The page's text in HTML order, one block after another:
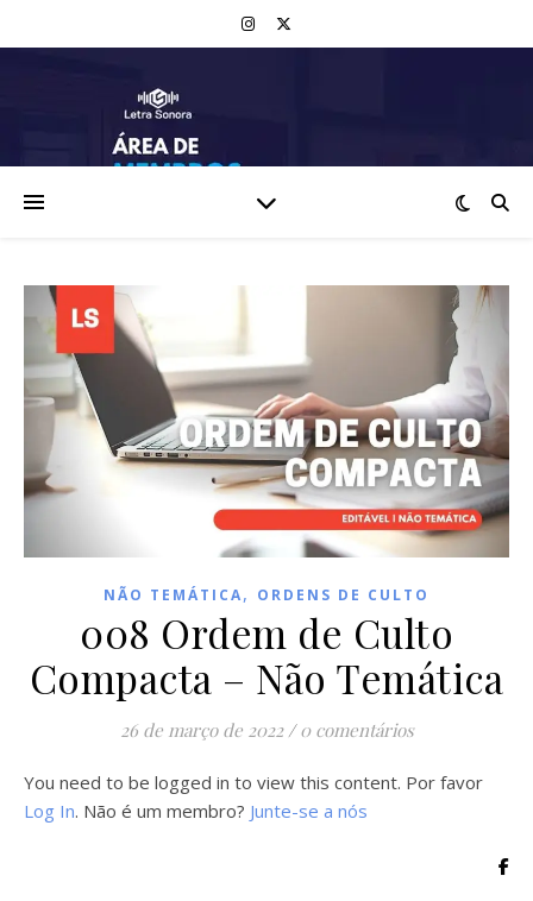
NÃO TEMÁTICA, ORDENS DE CULTO
008 Ordem de Culto
Compacta – Não Temática
26 de março de 2022 / 0 comentários
You need to be logged in to view this content. Por favor
Log In. Não é um membro? Junte-se a nós